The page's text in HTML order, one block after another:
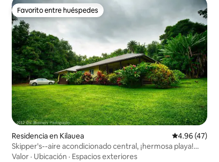
Favorito entre huéspedes
Favorito entre huéspedes
Residencia en Kilauea Calificación
4.96 (47)
Skipper's--aire acondicionado central, ¡hermosa playa!
TVNC-4190
Valor · Ubicación · Espacios exteriores